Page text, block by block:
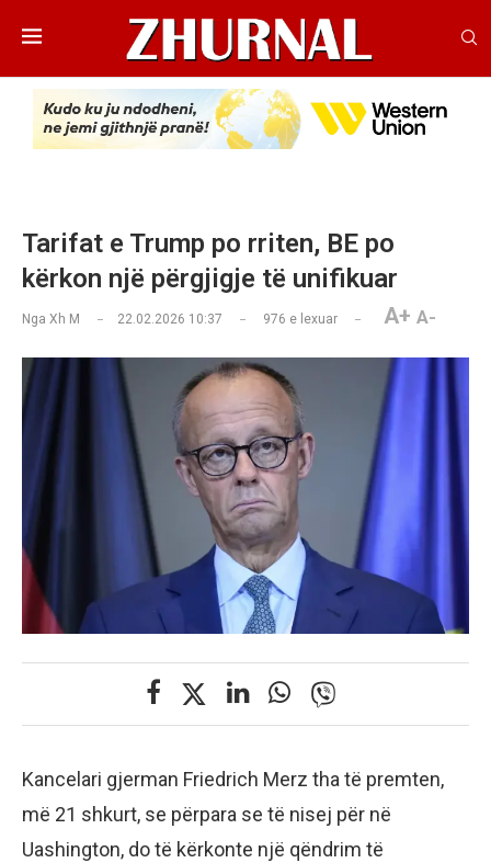
Tarifat e Trump po rriten, BE po
kërkon një përgjigje të unifikuar
Nga Xh M 22.02.2026 10:37 976 e lexuar A+ A-
Kancelari gjerman Friedrich Merz tha të premten,
më 21 shkurt, se përpara se të nisej për në
Uashington, do të kërkonte një qëndrim të